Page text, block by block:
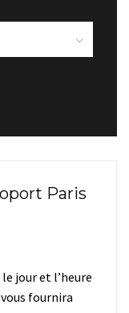
Paris
jour et l’heure
fournira